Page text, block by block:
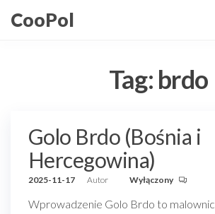
doCooPol
Tag: brdo
Golo Brdo (Bośnia i
Hercegowina)
2025-11-17 Autor Wyłączony
Wprowadzenie Golo Brdo to